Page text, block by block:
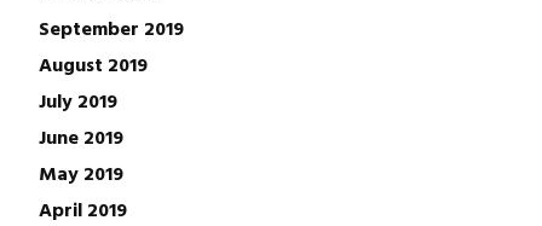
September 2019
August 2019
July 2019
June 2019
May 2019
April 2019